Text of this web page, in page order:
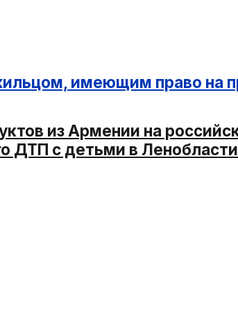
имеющим право на
из Армении на
ДТП с детьми в Ленобласти